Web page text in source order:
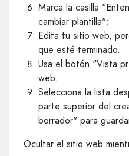
Marca la casilla
cambiar plantilla";
Edita tu sitio web,
que esté terminado.
Usa el botón "Vista
web.
Selecciona la lista
parte superior del
borrador" para
Ocultar el sitio web